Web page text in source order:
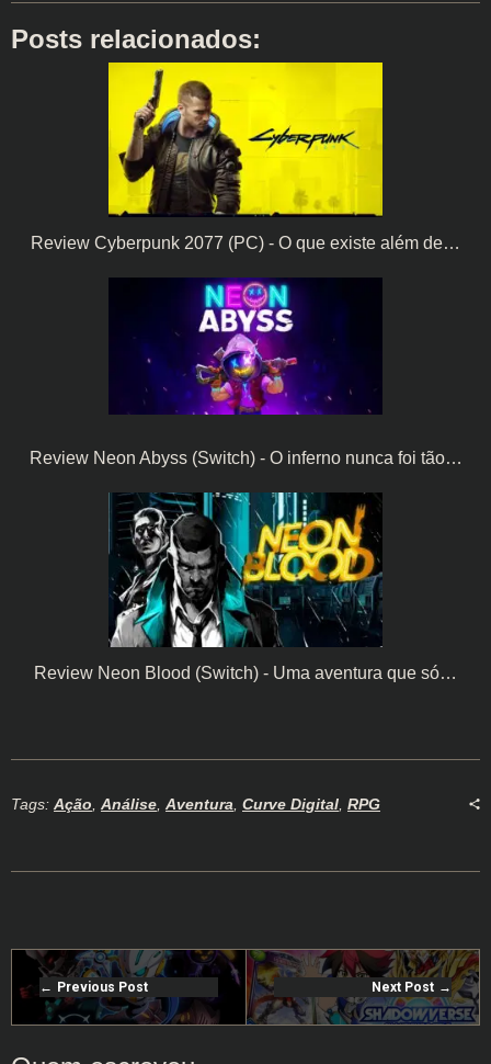
Posts relacionados:
Review Cyberpunk 2077 (PC) - O que existe além de…
Review Neon Abyss (Switch) - O inferno nunca foi tão…
Review Neon Blood (Switch) - Uma aventura que só…
Tags: Ação Análise Aventura Curve Digital RPG
Previous Post Next Post